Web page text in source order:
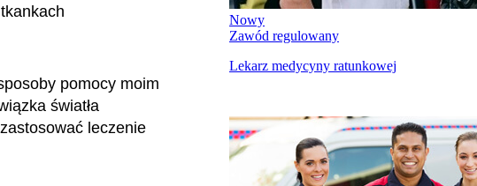
pomocy moim
światła
leczenie
Nowy
Zawód regulowany
Lekarz medycyny ratunkowej